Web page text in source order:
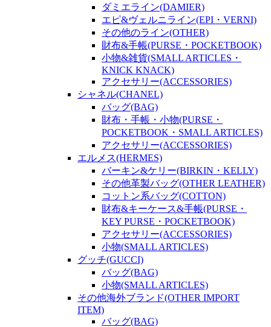
ダミエライン(DAMIER)
エピ&ヴェルニライン(EPI・VERNI)
その他のライン(OTHER)
財布&手帳(PURSE・POCKETBOOK)
小物&雑貨(SMALL ARTICLES・
KNICK KNACK)
アクセサリー(ACCESSORIES)
シャネル(CHANEL)
バッグ(BAG)
財布・手帳・小物(PURSE・
POCKETBOOK・SMALL ARTICLES)
アクセサリー(ACCESSORIES)
エルメス(HERMES)
バーキン&ケリー(BIRKIN・KELLY)
その他革製バッグ(OTHER LEATHER)
コットン系バッグ(COTTON)
財布&キーケース&手帳(PURSE・
KEY PURSE・POCKETBOOK)
アクセサリー(ACCESSORIES)
小物(SMALL ARTICLES)
グッチ(GUCCI)
バッグ(BAG)
小物(SMALL ARTICLES)
その他海外ブランド(OTHER IMPORT
ITEM)
バッグ(BAG)